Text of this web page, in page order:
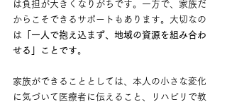
は負担が大きくなりがちです。一方で、家族だ
からこそできるサポートもあります。大切なの
は 「一人で抱え込まず、地域の資源を組み合わ
せる」ことです。
家族ができることとしては、本人の小さな変化
に気づいて医療者に伝えること、リハビリで教